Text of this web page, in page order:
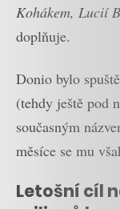
Kohákem, Lucií
doplňuje.
Donio bylo
(tehdy ještě pod
současným
měsíce se mu
Letošní cíl